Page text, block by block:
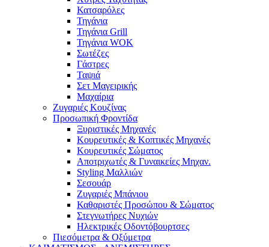
Κατσαρόλες
Τηγάνια
Τηγάνια Grill
Τηγάνια WOK
Σωτέζες
Γάστρες
Ταψιά
Σετ Μαγειρικής
Μαχαίρια
Ζυγαριές Κουζίνας
Προσωπική Φροντίδα
Ξυριστικές Μηχανές
Κουρευτικές & Κοπτικές Μηχανές
Κουρευτικές Σώματος
Αποτριχωτές & Γυναικείες Μηχαν.
Styling Μαλλιών
Σεσουάρ
Ζυγαριές Μπάνιου
Καθαριστές Προσώπου & Σώματος
Στεγνωτήρες Νυχιών
Ηλεκτρικές Οδοντόβουρτσες
Πιεσόμετρα & Οξύμετρα